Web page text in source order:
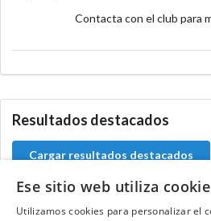
Contacta con el club para
Resultados destacados
Cargar resultados destacados
Ese sitio web utiliza
Utilizamos cookies para personalizar el